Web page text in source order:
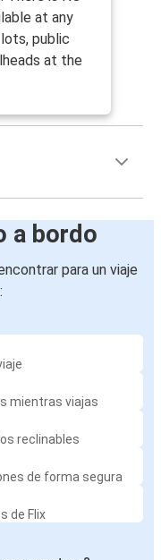
at any
lots, public
at the
a bordo
para un viaje
mientras viajas
reclinables
de forma segura
de Flix